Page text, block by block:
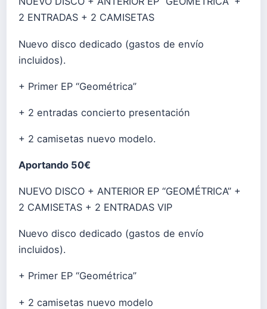
2 ENTRADAS + 2 CAMISETAS
Nuevo disco dedicado (gastos de envío
incluidos).
+ Primer EP “Geométrica”
+ 2 entradas concierto presentación
+ 2 camisetas nuevo modelo.
Aportando 50€
NUEVO DISCO + ANTERIOR EP “GEOMÉTRICA” +
2 CAMISETAS + 2 ENTRADAS VIP
Nuevo disco dedicado (gastos de envío
incluidos).
+ Primer EP “Geométrica”
+ 2 camisetas nuevo modelo